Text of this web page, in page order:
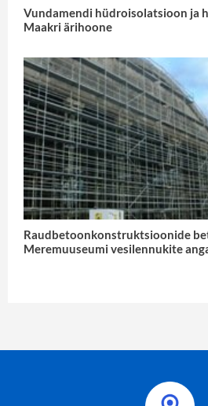
Vundamendi hüdroisolatsioon ja
Maakri ärihoone
Raudbetoonkonstruktsioonide
Meremuuseumi vesilennukite